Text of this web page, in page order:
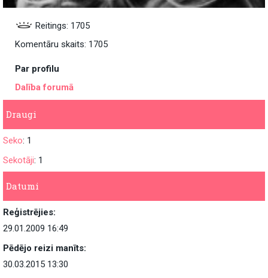
Reitings: 1705
Komentāru skaits: 1705
Par profilu
Dalība forumā
Draugi
Seko: 1
Sekotāji: 1
Datumi
Reģistrējies:
29.01.2009 16:49
Pēdējo reizi manīts:
30.03.2015 13:30